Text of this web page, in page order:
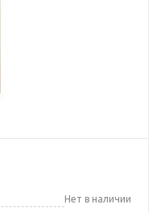
Нет в наличии